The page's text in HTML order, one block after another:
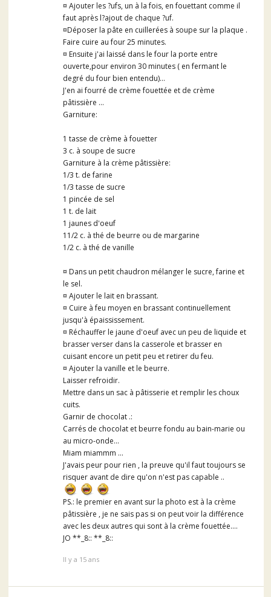
¤ Ajouter les ?ufs, un à la fois, en fouettant comme il
faut après l?ajout de chaque ?uf.
¤Déposer la pâte en cuillerées à soupe sur la plaque .
Faire cuire au four 25 minutes.
¤ Ensuite j'ai laissé dans le four la porte entre
ouverte,pour environ 30 minutes ( en fermant le
degré du four bien entendu)...
J'en ai fourré de crème fouettée et de crème
pâtissière ...
Garniture:
1 tasse de crème à fouetter
3 c. à soupe de sucre
Garniture à la crème pâtissière:
1/3 t. de farine
1/3 tasse de sucre
1 pincée de sel
1 t. de lait
1 jaunes d'oeuf
11/2 c. à thé de beurre ou de margarine
1/2 c. à thé de vanille
¤ Dans un petit chaudron mélanger le sucre, farine et
le sel.
¤ Ajouter le lait en brassant.
¤ Cuire à feu moyen en brassant continuellement
jusqu'à épaississement.
¤ Réchauffer le jaune d'oeuf avec un peu de liquide et
brasser verser dans la casserole et brasser en
cuisant encore un petit peu et retirer du feu.
¤ Ajouter la vanille et le beurre.
Laisser refroidir.
Mettre dans un sac à pâtisserie et remplir les choux
cuits.
Garnir de chocolat .:
Carrés de chocolat et beurre fondu au bain-marie ou
au micro-onde...
Miam miammm ...
J'avais peur pour rien , la preuve qu'il faut toujours se
risquer avant de dire qu'on n'est pas capable ..
PS.: le premier en avant sur la photo est à la crème
pâtissière , je ne sais pas si on peut voir la différence
avec les deux autres qui sont à la crème fouettée....
JO **_8:: **_8::
Il y a 15 ans